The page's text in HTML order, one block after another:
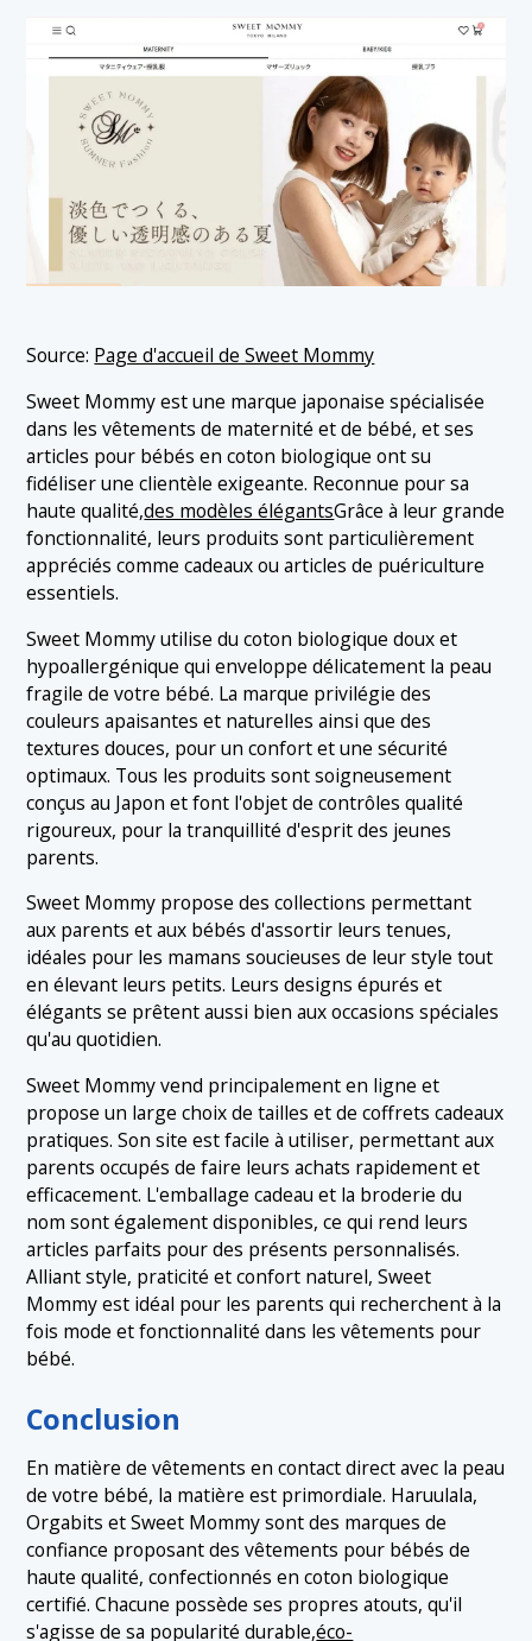
Source: Page d'accueil de Sweet Mommy
Sweet Mommy est une marque japonaise spécialisée
dans les vêtements de maternité et de bébé, et ses
articles pour bébés en coton biologique ont su
fidéliser une clientèle exigeante. Reconnue pour sa
haute qualité,des modèles élégantsGrâce à leur grande
fonctionnalité, leurs produits sont particulièrement
appréciés comme cadeaux ou articles de puériculture
essentiels.
Sweet Mommy utilise du coton biologique doux et
hypoallergénique qui enveloppe délicatement la peau
fragile de votre bébé. La marque privilégie des
couleurs apaisantes et naturelles ainsi que des
textures douces, pour un confort et une sécurité
optimaux. Tous les produits sont soigneusement
conçus au Japon et font l'objet de contrôles qualité
rigoureux, pour la tranquillité d'esprit des jeunes
parents.
Sweet Mommy propose des collections permettant
aux parents et aux bébés d'assortir leurs tenues,
idéales pour les mamans soucieuses de leur style tout
en élevant leurs petits. Leurs designs épurés et
élégants se prêtent aussi bien aux occasions spéciales
qu'au quotidien.
Sweet Mommy vend principalement en ligne et
propose un large choix de tailles et de coffrets cadeaux
pratiques. Son site est facile à utiliser, permettant aux
parents occupés de faire leurs achats rapidement et
efficacement. L'emballage cadeau et la broderie du
nom sont également disponibles, ce qui rend leurs
articles parfaits pour des présents personnalisés.
Alliant style, praticité et confort naturel, Sweet
Mommy est idéal pour les parents qui recherchent à la
fois mode et fonctionnalité dans les vêtements pour
bébé.
Conclusion
En matière de vêtements en contact direct avec la peau
de votre bébé, la matière est primordiale. Haruulala,
Orgabits et Sweet Mommy sont des marques de
confiance proposant des vêtements pour bébés de
haute qualité, confectionnés en coton biologique
certifié. Chacune possède ses propres atouts, qu'il
s'agisse de sa popularité durable,éco-